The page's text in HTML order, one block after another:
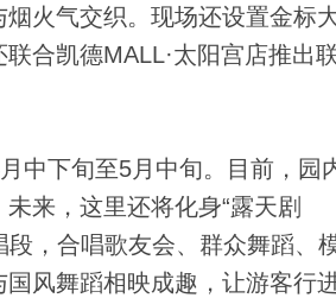
火气交织。现场还设置金标
合凯德MALL·太阳宫店推出
下旬至5月中旬。目前，园
来，这里还将化身“露天剧
段，合唱歌友会、群众舞蹈、
风舞蹈相映成趣，让游客行